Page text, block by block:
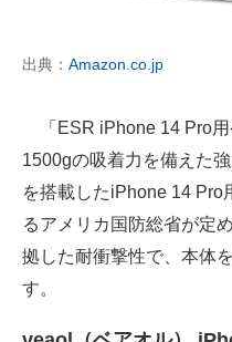
出典： Amazon.co.jp
「ESR iPhone 14 Pro用
1500gの吸着力を備えた
を搭載したiPhone 14 Pro
るアメリカ国防総省が定
拠した耐衝撃性で、本体
す。